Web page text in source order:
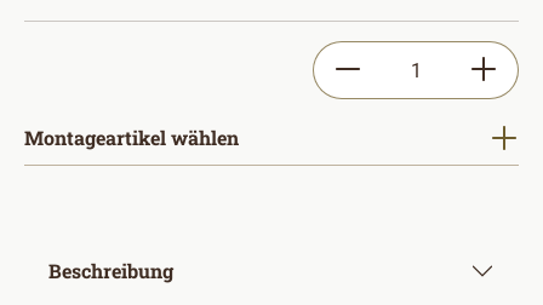
Produkt Anzahl:
Montageartikel wählen
Beschreibung